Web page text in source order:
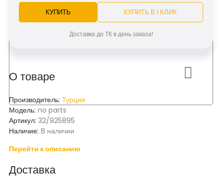
О товаре
Производитель: Турция
Модель: no parts
Артикул: 32/925895
Наличие: В наличии
Перейти к описанию
Доставка
КУПИТЬ КУПИТЬ В 1 КЛИК
Доставка до ТК в день заказа!